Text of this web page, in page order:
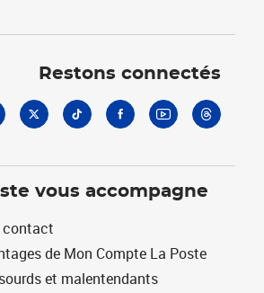
Restons connectés
vous accompagne
contact
de Mon Compte La Poste
et malentendants